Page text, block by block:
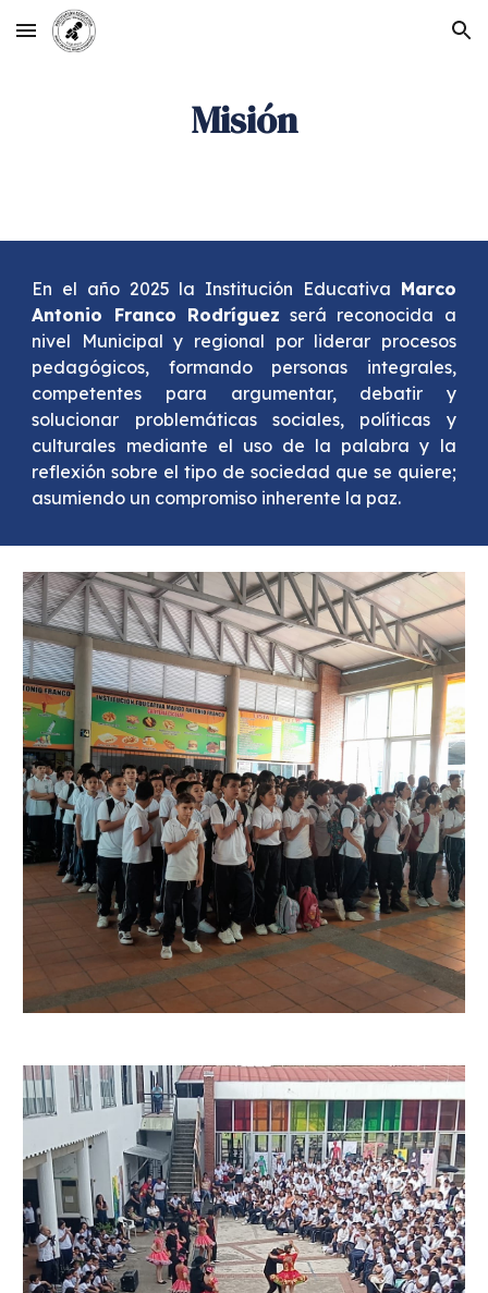
Skip to main content Skip to navigation
Misión
En el año 2025 la Institución Educativa Marco
Antonio Franco Rodríguez será reconocida a
nivel Municipal y regional por liderar procesos
pedagógicos, formando personas integrales,
competentes para argumentar, debatir y
solucionar problemáticas sociales, políticas y
culturales mediante el uso de la palabra y la
reflexión sobre el tipo de sociedad que se quiere;
asumiendo un compromiso inherente la paz.